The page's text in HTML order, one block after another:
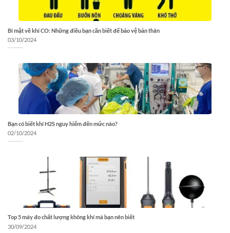
Bí mật về khí CO: Những điều bạn cần biết để bảo vệ bản thân
03/10/2024
Bạn có biết khí H2S nguy hiểm đến mức nào?
02/10/2024
Top 5 máy đo chất lượng không khí mà bạn nên biết
30/09/2024